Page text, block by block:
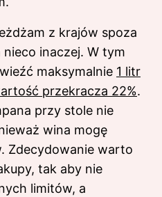
z krajów spoza
inaczej. W tym
maksymalnie 1 litr
przekracza 22%.
przy stole nie
wina mogę
Zdecydowanie warto
tak aby nie
limitów, a